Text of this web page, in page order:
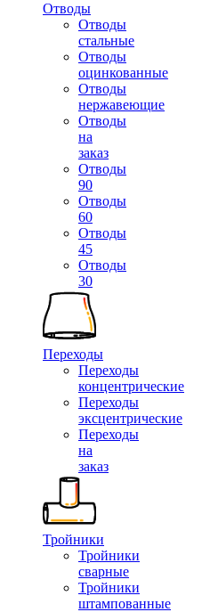
Отводы
Отводы
стальные
Отводы
оцинкованные
Отводы
нержавеющие
Отводы
на
заказ
Отводы
90
Отводы
60
Отводы
45
Отводы
30
Переходы
Переходы
концентрические
Переходы
эксцентрические
Переходы
на
заказ
Тройники
Тройники
сварные
Тройники
штампованные